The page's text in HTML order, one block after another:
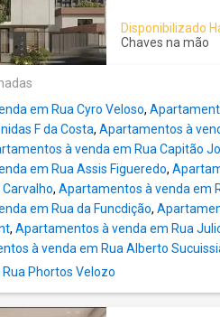
segurança 24
uma
combina
> Unidade
Hidrômetro
Social
Disponibilizado
Chaves na mão
em Rua Cyro Veloso,
F da Costa, Apartamentos à
à venda em Rua Capitão
em Rua Assis Figueredo,
, Apartamentos à venda em
em Rua da Funcdição,
, Apartamentos à venda em Rua
à venda em Rua Alberto
Phortos Velozo